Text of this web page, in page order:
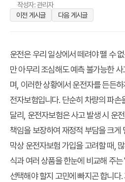
작성자: 관리자
이전 게시글
다음 게시글
운전은 우리 일상에서 떼려야 뗄 수
만 아무리 조심해도 예측 불가능한
며, 이러한 상황에서 운전자를 든든
전자보험입니다. 단순히 차량의 파
달리, 운전자보험은 사고 발생 시 운
책임을 보장하여 재정적 부담을 크게
막상 운전자보험 가입을 고려할 때,
식과 여러 상품을 한눈에 비교해 주
선택해야 할지 고민에 빠지곤 합니다